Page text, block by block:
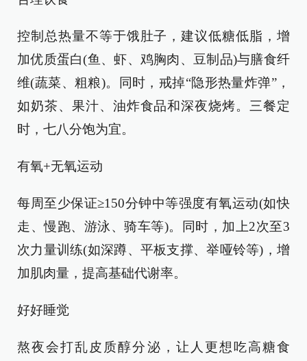
控制总热量不等于饿肚子，建议低糖低脂，增
加优质蛋白(鱼、虾、鸡胸肉、豆制品)与膳食纤
维(蔬菜、粗粮)。同时，戒掉“隐形热量炸弹”，
如奶茶、果汁、油炸食品和深夜烧烤。三餐定
时，七八分饱为宜。
有氧+无氧运动
每周至少保证≥150分钟中等强度有氧运动(如快
走、慢跑、游泳、骑车等)。同时，加上2次至3
次力量训练(如深蹲、平板支撑、举哑铃等)，增
加肌肉量，提高基础代谢率。
好好睡觉
熬夜会打乱皮质醇分泌，让人更想吃高糖食